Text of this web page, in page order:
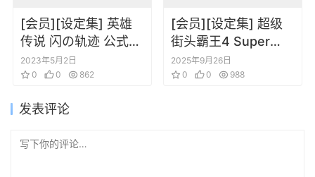
[会员][设定集] 英雄
传说 闪の轨迹 公式ビ
ジュアルコレクショ
ン
2023年5月2日
0
0 862
[会员][设定集] 超级
街头霸王4 Super
Street Fighter IV-
Official Complete
2025年9月26日
0
0 988
发表评论